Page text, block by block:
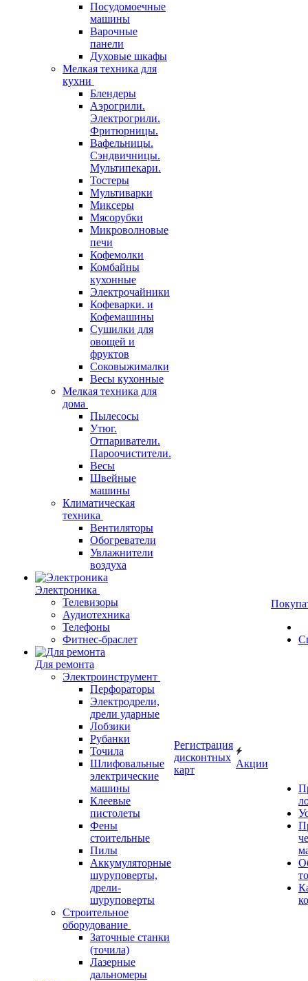
Посудомоечные
машины
Варочные
панели
Духовые шкафы
Мелкая техника для
кухни
Блендеры
Аэрогрили.
Электрогрили.
Фритюрницы.
Вафельницы.
Сэндвичницы.
Мультипекари.
Тостеры
Мультиварки
Миксеры
Мясорубки
Микроволновые
печи
Кофемолки
Комбайны
кухонные
Электрочайники
Кофеварки. и
Кофемашины
Сушилки для
овощей и
фруктов
Соковыжималки
Весы кухонные
Мелкая техника для
дома
Пылесосы
Утюг.
Отпариватели.
Пароочистители.
Весы
Швейные
машины
Климатическая
техника
Вентиляторы
Обогреватели
Увлажнители
воздуха
Электроника
Телевизоры
Аудиотехника
Телефоны
Фитнес-браслет
Для ремонта
Электроинструмент
Перфораторы
Электродрели,
дрели ударные
Лобзики
Рубанки
Точила
Шлифовальные
электрические
машины
Клеевые
пистолеты
Фены
стоительные
Пилы
Аккумуляторные
шуруповерты,
дрели-
шуруповерты
Строительное
оборудование
Заточные станки
(точила)
Лазерные
дальномеры
Регистрация
дисконтных
карт
Акции